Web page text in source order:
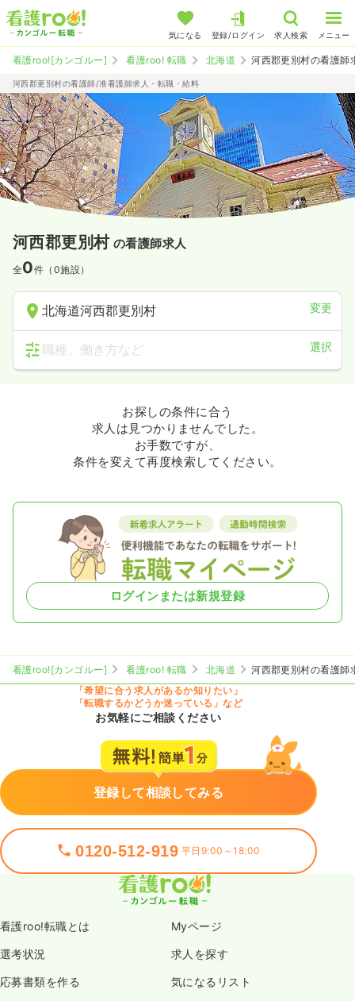
気になる 登録/ログイン 求人検索 メニュー
看護roo![カンゴルー] 看護roo! 転職 北海道 河西郡更別村の看護師
河西郡更別村の看護師/准看護師求人・転職・給料
河西郡更別村 の看護師求人
全0件（0施設）
北海道河西郡更別村 変更
職種、働き方など 選択
お探しの条件に合う
求人は見つかりませんでした。
お手数ですが、
条件を変えて再度検索してください。
ログインまたは新規登録
看護roo![カンゴルー] 看護roo! 転職 北海道
河西郡更別村の看護師
「希望に合う求人があるか知りたい」
「転職するかどうか迷っている」など
お気軽にご相談ください
登録して相談してみる
0120-512-919 平日9:00～18:00
看護roo!転職とは Myページ
選考状況 求人を探す
応募書類を作る 気になるリスト